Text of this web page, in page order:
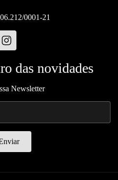
0001-21
das novidades
Newsletter